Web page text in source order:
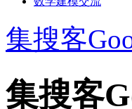
集搜客
集搜客